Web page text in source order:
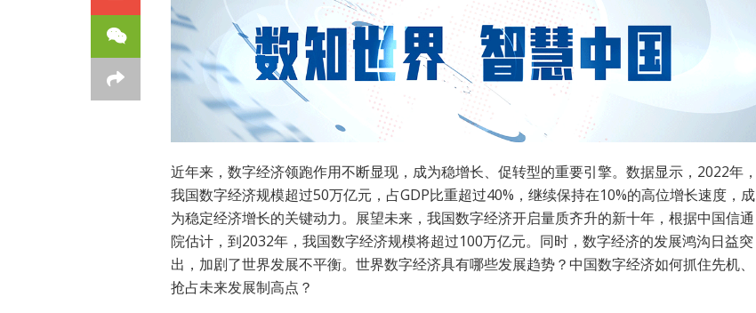
近年来，数字经济领跑作用不断显现，成为稳增长、促转型的重要引擎。数据显示，2022年，
我国数字经济规模超过50万亿元，占GDP比重超过40%，继续保持在10%的高位增长速度，成
为稳定经济增长的关键动力。展望未来，我国数字经济开启量质齐升的新十年，根据中国信通
院估计，到2032年，我国数字经济规模将超过100万亿元。同时，数字经济的发展鸿沟日益突
出，加剧了世界发展不平衡。世界数字经济具有哪些发展趋势？中国数字经济如何抓住先机、
抢占未来发展制高点？